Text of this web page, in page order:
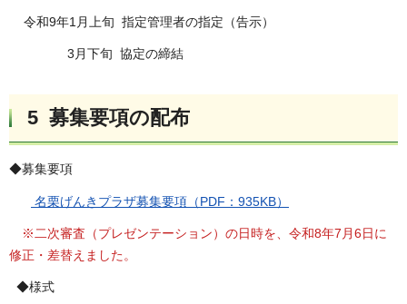
令和9年1月上旬 指定管理者の指定（告示）
3月下旬 協定の締結
5 募集要項の配布
◆募集要項
名栗げんきプラザ募集要項（PDF：935KB）
※二次審査（プレゼンテーション）の日時を、令和8年7月6日に
修正・差替えました。
◆様式